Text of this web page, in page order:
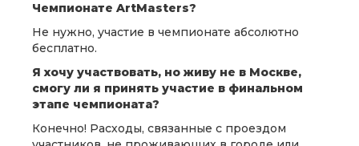
Чемпионате ArtMasters?
Не нужно, участие в чемпионате абсолютно
бесплатно.
Я хочу участвовать, но живу не в Москве,
смогу ли я принять участие в финальном
этапе чемпионата?
Конечно! Расходы, связанные с проездом